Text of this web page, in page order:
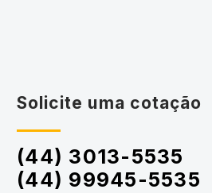
Solicite uma cotação
(44) 3013-5535
(44) 99945-5535